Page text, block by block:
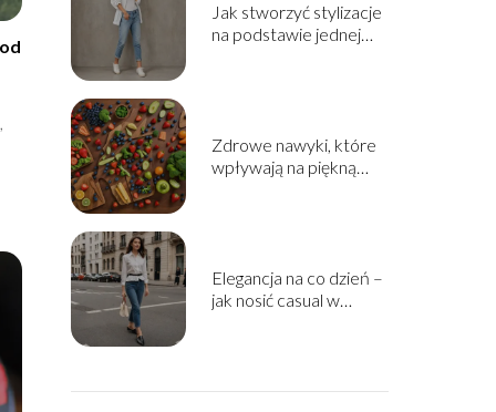
Jak stworzyć stylizacje
na podstawie jednej
Zdrowe nawyki, które
wpływają na piękną
Elegancja na co dzień –
jak nosić casual w